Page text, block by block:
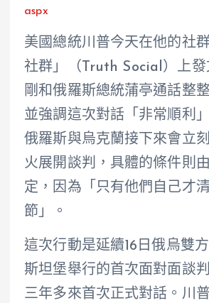
aspx
美國總統川普今天在他的社
社群」（Truth Social）上發
剛和俄羅斯總統蒲亭通話整
並強調這次對話「非常順利
俄羅斯與烏克蘭接下來會立
火展開談判，具體的條件則
定，因為「只有他們自己才
節」。
這次行動是延續16日俄烏雙
斯坦堡舉行的首次面對面談
三年多來首次正式對話。川